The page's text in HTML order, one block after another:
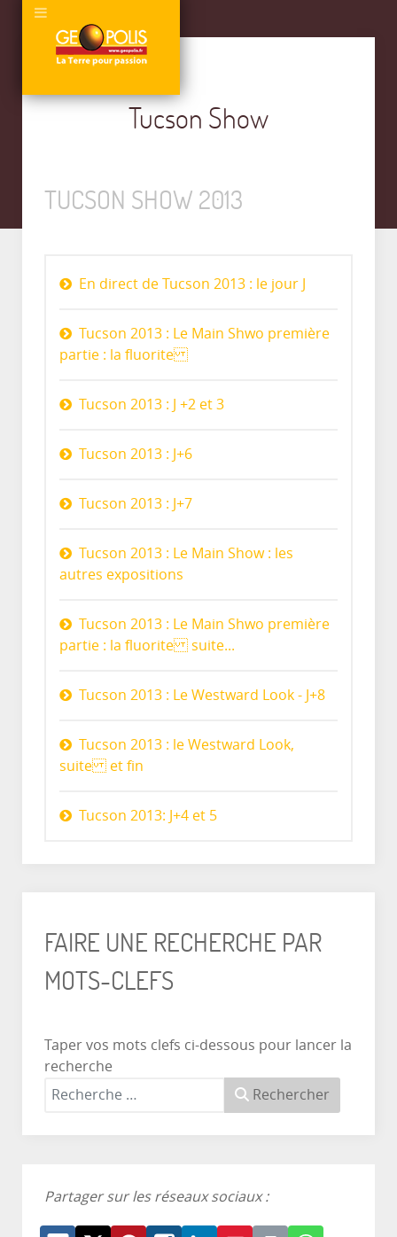
Tucson Show
TUCSON SHOW 2013
En direct de Tucson 2013 : le jour J
Tucson 2013 : Le Main Shwo première
partie : la fluorite
Tucson 2013 : J +2 et 3
Tucson 2013 : J+6
Tucson 2013 : J+7
Tucson 2013 : Le Main Show : les
autres expositions
Tucson 2013 : Le Main Shwo première
partie : la fluorite suite...
Tucson 2013 : Le Westward Look - J+8
Tucson 2013 : le Westward Look,
suite et fin
Tucson 2013: J+4 et 5
FAIRE UNE RECHERCHE PAR
MOTS-CLEFS
Taper vos mots clefs ci-dessous pour lancer la
recherche
Rechercher
Partager sur les réseaux sociaux :